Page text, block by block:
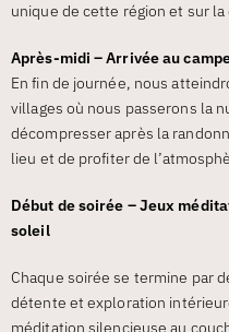
unique de cette région et sur
Après-midi – Arrivée au
En fin de journée, nous
villages où nous passerons la
décompresser après la
lieu et de profiter de
Début de soirée – Jeux
soleil
Chaque soirée se termine par
détente et exploration
méditation silencieuse au